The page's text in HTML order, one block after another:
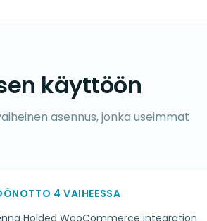
käyttöön
asennus, jonka useimmat
4 VAIHEESSA